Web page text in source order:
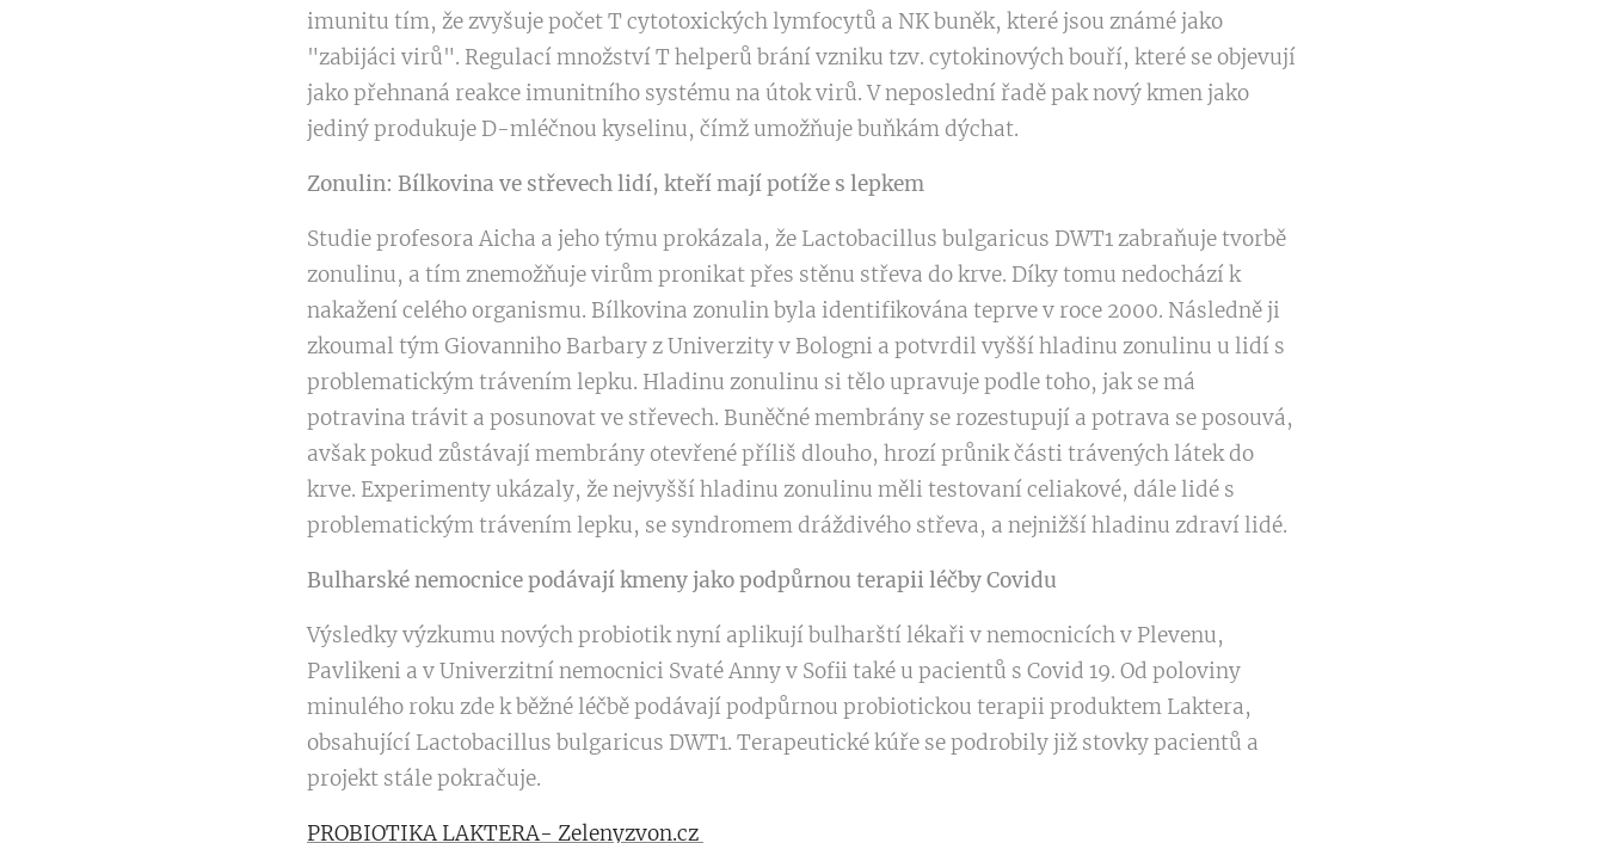
imunitu tím, že zvyšuje počet T cytotoxických lymfocytů a NK buněk, které jsou známé jako
"zabijáci virů". Regulací množství T helperů brání vzniku tzv. cytokinových bouří, které se objevují
jako přehnaná reakce imunitního systému na útok virů. V neposlední řadě pak nový kmen jako
jediný produkuje D-mléčnou kyselinu, čímž umožňuje buňkám dýchat.
Zonulin: Bílkovina ve střevech lidí, kteří mají potíže s lepkem
Studie profesora Aicha a jeho týmu prokázala, že Lactobacillus bulgaricus DWT1 zabraňuje tvorbě
zonulinu, a tím znemožňuje virům pronikat přes stěnu střeva do krve. Díky tomu nedochází k
nakažení celého organismu. Bílkovina zonulin byla identifikována teprve v roce 2000. Následně ji
zkoumal tým Giovanniho Barbary z Univerzity v Bologni a potvrdil vyšší hladinu zonulinu u lidí s
problematickým trávením lepku. Hladinu zonulinu si tělo upravuje podle toho, jak se má
potravina trávit a posunovat ve střevech. Buněčné membrány se rozestupují a potrava se posouvá,
avšak pokud zůstávají membrány otevřené příliš dlouho, hrozí průnik části trávených látek do
krve. Experimenty ukázaly, že nejvyšší hladinu zonulinu měli testovaní celiakové, dále lidé s
problematickým trávením lepku, se syndromem dráždivého střeva, a nejnižší hladinu zdraví lidé.
Bulharské nemocnice podávají kmeny jako podpůrnou terapii léčby Covidu
Výsledky výzkumu nových probiotik nyní aplikují bulharští lékaři v nemocnicích v Plevenu,
Pavlikeni a v Univerzitní nemocnici Svaté Anny v Sofii také u pacientů s Covid 19. Od poloviny
minulého roku zde k běžné léčbě podávají podpůrnou probiotickou terapii produktem Laktera,
obsahující Lactobacillus bulgaricus DWT1. Terapeutické kúře se podrobily již stovky pacientů a
projekt stále pokračuje.
PROBIOTIKA LAKTERA- Zelenyzvon.cz